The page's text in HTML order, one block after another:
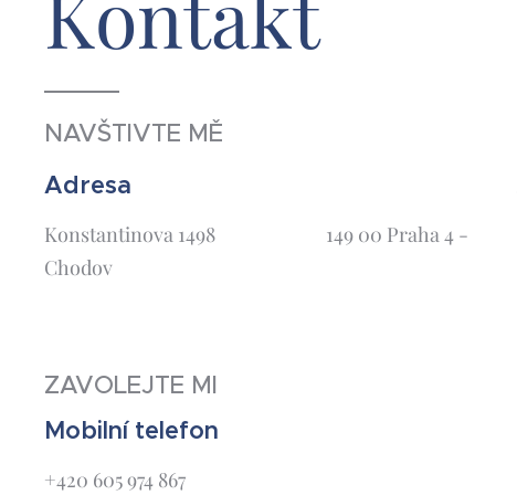
NAVŠTIVTE MĚ
Adresa
Konstantinova 1498 149 00 Praha 4 -
Chodov
ZAVOLEJTE MI
Mobilní telefon
+420 605 974 867